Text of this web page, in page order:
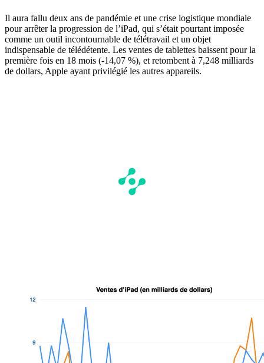
Il aura fallu deux ans de pandémie et une crise logistique mondiale
pour arrêter la progression de l’iPad, qui s’était pourtant imposée
comme un outil incontournable de télétravail et un objet
indispensable de télédétente. Les ventes de tablettes baissent pour la
première fois en 18 mois (-14,07 %), et retombent à 7,248 milliards
de dollars, Apple ayant privilégié les autres appareils.